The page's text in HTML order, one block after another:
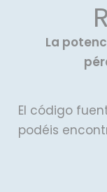
La
El código
podéis